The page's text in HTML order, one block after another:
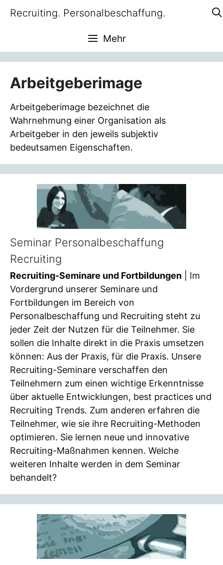
Inhalt
Recruiting. Personalbeschaffung.
Mehr
Arbeitgeberimage
Arbeitgeberimage bezeichnet die
Wahrnehmung einer Organisation als
Arbeitgeber in den jeweils subjektiv
bedeutsamen Eigenschaften.
Seminar Personalbeschaffung
Recruiting
Recruiting-Seminare und Fortbildungen | Im
Vordergrund unserer Seminare und
Fortbildungen im Bereich von
Personalbeschaffung und Recruiting steht zu
jeder Zeit der Nutzen für die Teilnehmer. Sie
sollen die Inhalte direkt in die Praxis umsetzen
können: Aus der Praxis, für die Praxis. Unsere
Recruiting-Seminare verschaffen den
Teilnehmern zum einen wichtige Erkenntnisse
über aktuelle Entwicklungen, best practices und
Recruiting Trends. Zum anderen erfahren die
Teilnehmer, wie sie ihre Recruiting-Methoden
optimieren. Sie lernen neue und innovative
Recruiting-Maßnahmen kennen. Welche
weiteren Inhalte werden in dem Seminar
behandelt?